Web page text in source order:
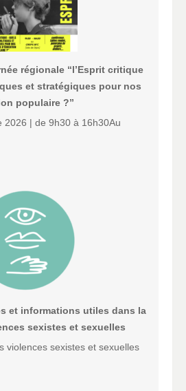
régionale “l’Esprit critique
et stratégiques pour nos
populaire ?”
2026 | de 9h30 à 16h30Au
et informations utiles dans la
sexistes et sexuelles
violences sexistes et sexuelles